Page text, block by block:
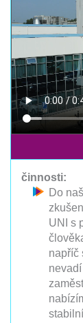
činnosti:
Do
UNI s
napříč